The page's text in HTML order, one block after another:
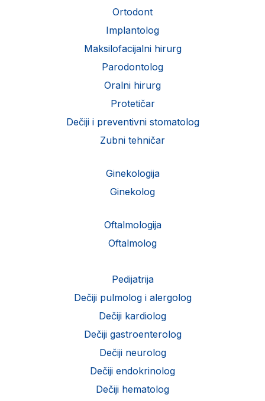
Ortodont
Implantolog
Maksilofacijalni hirurg
Parodontolog
Oralni hirurg
Protetičar
Dečiji i preventivni stomatolog
Zubni tehničar
Ginekologija
Ginekolog
Oftalmologija
Oftalmolog
Pedijatrija
Dečiji pulmolog i alergolog
Dečiji kardiolog
Dečiji gastroenterolog
Dečiji neurolog
Dečiji endokrinolog
Dečiji hematolog